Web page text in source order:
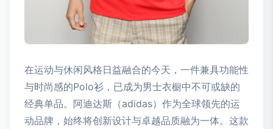
在运动与休闲风格日益融合的今天，一件兼具功能性
与时尚感的Polo衫，已成为男士衣橱中不可或缺的
经典单品。阿迪达斯（adidas）作为全球领先的运
动品牌，始终将创新设计与卓越品质融为一体。这款